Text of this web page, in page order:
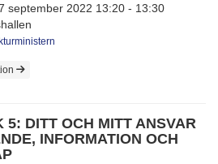
september 2022 13:20 - 13:30
5: DITT OCH MITT ANSVAR
INFORMATION OCH